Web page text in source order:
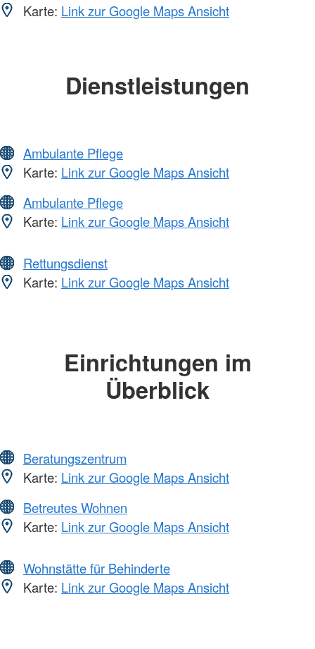
Karte: Link zur Google Maps Ansicht
Dienstleistungen
Ambulante Pflege
Karte: Link zur Google Maps Ansicht
Ambulante Pflege
Karte: Link zur Google Maps Ansicht
Rettungsdienst
Karte: Link zur Google Maps Ansicht
Einrichtungen im
Überblick
Beratungszentrum
Karte: Link zur Google Maps Ansicht
Betreutes Wohnen
Karte: Link zur Google Maps Ansicht
Wohnstätte für Behinderte
Karte: Link zur Google Maps Ansicht